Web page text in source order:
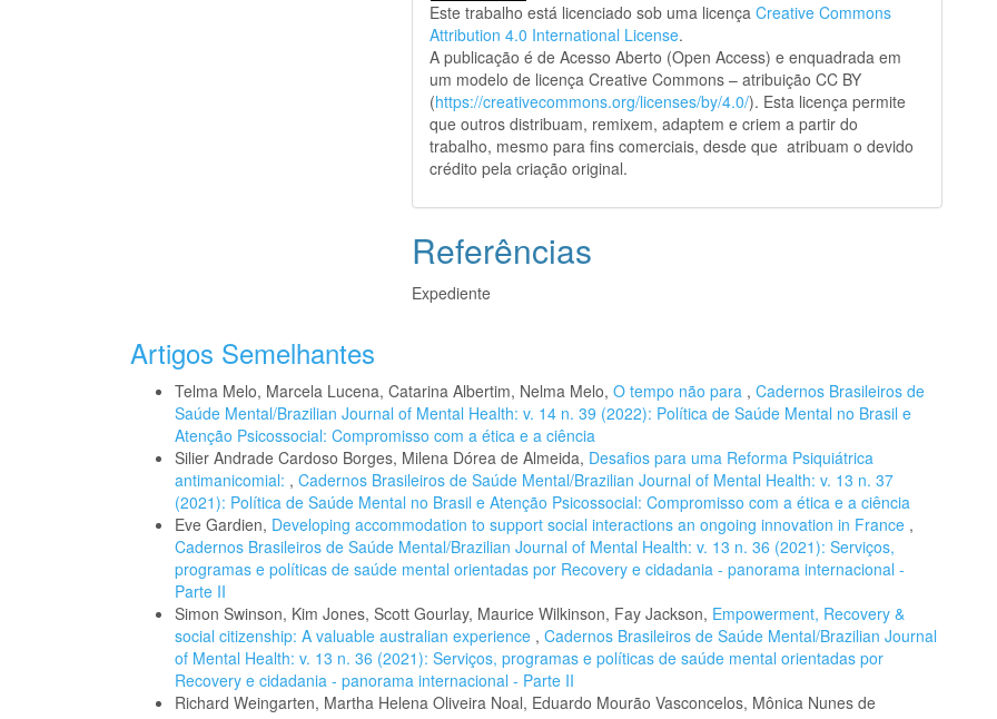
Este trabalho está licenciado sob uma licençaCreative Commons
Attribution 4.0 International License.
A publicação é de Acesso Aberto (Open Access) e enquadrada em
um modelo de licença Creative Commons – atribuição CC BY
(https://creativecommons.org/licenses/by/4.0/). Esta licença permite
que outros distribuam, remixem, adaptem e criem a partir do
trabalho, mesmo para fins comerciais, desde que atribuam o devido
crédito pela criação original.
Referências
Expediente
Artigos Semelhantes
Telma Melo, Marcela Lucena, Catarina Albertim, Nelma Melo, O tempo não para , Cadernos Brasileiros de
Saúde Mental/Brazilian Journal of Mental Health: v. 14 n. 39 (2022): Política de Saúde Mental no Brasil e
Atenção Psicossocial: Compromisso com a ética e a ciência
Silier Andrade Cardoso Borges, Milena Dórea de Almeida, Desafios para uma Reforma Psiquiátrica
antimanicomial: , Cadernos Brasileiros de Saúde Mental/Brazilian Journal of Mental Health: v. 13 n. 37
(2021): Política de Saúde Mental no Brasil e Atenção Psicossocial: Compromisso com a ética e a ciência
Eve Gardien, Developing accommodation to support social interactions an ongoing innovation in France ,
Cadernos Brasileiros de Saúde Mental/Brazilian Journal of Mental Health: v. 13 n. 36 (2021): Serviços,
programas e políticas de saúde mental orientadas por Recovery e cidadania - panorama internacional -
Parte II
Simon Swinson, Kim Jones, Scott Gourlay, Maurice Wilkinson, Fay Jackson, Empowerment, Recovery &
social citizenship: A valuable australian experience , Cadernos Brasileiros de Saúde Mental/Brazilian Journal
of Mental Health: v. 13 n. 36 (2021): Serviços, programas e políticas de saúde mental orientadas por
Recovery e cidadania - panorama internacional - Parte II
Richard Weingarten, Martha Helena Oliveira Noal, Eduardo Mourão Vasconcelos, Mônica Nunes de